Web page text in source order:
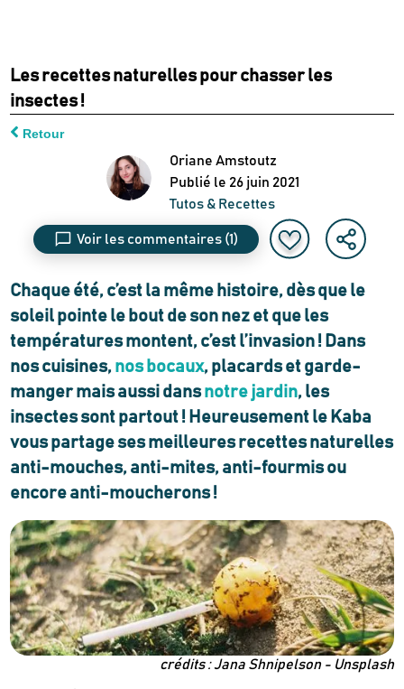
Les recettes naturelles pour chasser les
insectes !
Retour
Oriane Amstoutz
Publié le 26 juin 2021
Tutos & Recettes
Voir les commentaires (1)
Chaque été, c’est la même histoire, dès que le
soleil pointe le bout de son nez et que les
températures montent, c’est l’invasion ! Dans
nos cuisines, nos bocaux, placards et garde-
manger mais aussi dansnotre jardin, les
insectes sont partout ! Heureusement le Kaba
vous partage ses meilleures recettes naturelles
anti-mouches, anti-mites, anti-fourmis ou
encore anti-moucherons !
crédits : Jana Shnipelson - Unsplash